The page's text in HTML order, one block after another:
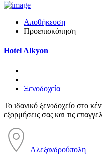
Αποθήκευση
Προεπισκόπηση
Hotel Alkyon
Ξενοδοχεία
Το ιδανικό ξενοδοχείο στο
εξορμήσεις σας και τις
Αλεξανδρούπολη